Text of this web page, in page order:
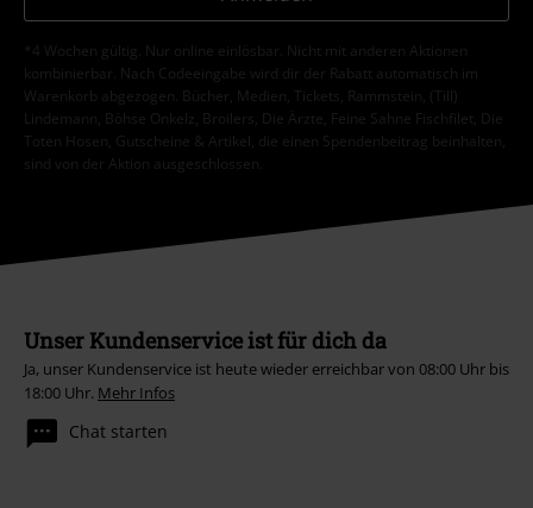
*4 Wochen gültig. Nur online einlösbar. Nicht mit anderen Aktionen
kombinierbar. Nach Codeeingabe wird dir der Rabatt automatisch im
Warenkorb abgezogen. Bücher, Medien, Tickets, Rammstein, (Till)
Lindemann, Böhse Onkelz, Broilers, Die Ärzte, Feine Sahne Fischfilet, Die
Toten Hosen, Gutscheine & Artikel, die einen Spendenbeitrag beinhalten,
sind von der Aktion ausgeschlossen.
Unser Kundenservice ist für dich da
Ja, unser Kundenservice ist heute wieder erreichbar von 08:00 Uhr bis
18:00 Uhr. Mehr Infos
Chat starten